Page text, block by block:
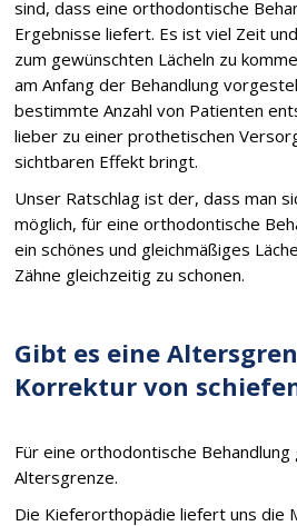
sind, dass eine orthodontische
Ergebnisse liefert. Es ist viel Zeit
zum gewünschten Lächeln zu
am Anfang der Behandlung
bestimmte Anzahl von Patienten
lieber zu einer prothetischen
sichtbaren Effekt bringt.
Unser Ratschlag ist der, dass man
möglich, für eine orthodontische
ein schönes und gleichmäßiges
Zähne gleichzeitig zu schonen.
Gibt es eine
Korrektur von
Für eine orthodontische Behandlung
Altersgrenze.
Die Kieferorthopädie liefert uns die